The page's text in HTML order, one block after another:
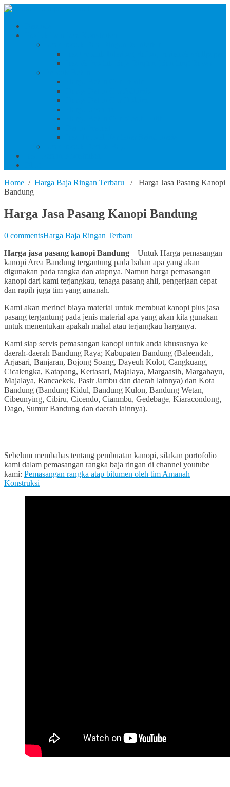
Home / Harga Baja Ringan Terbaru / Harga Jasa Pasang Kanopi
Bandung
Harga Jasa Pasang Kanopi Bandung
0 commentsHarga Baja Ringan Terbaru
Harga jasa pasang kanopi Bandung – Untuk Harga pemasangan
kanopi Area Bandung tergantung pada bahan apa yang akan
digunakan pada rangka dan atapnya. Namun harga pemasangan
kanopi dari kami terjangkau, tenaga pasang ahli, pengerjaan cepat
dan rapih juga tim yang amanah.
Kami akan merinci biaya material untuk membuat kanopi plus jasa
pasang tergantung pada jenis material apa yang akan kita gunakan
untuk menentukan apakah mahal atau terjangkau harganya.
Kami siap servis pemasangan kanopi untuk anda khususnya ke
daerah-daerah Bandung Raya; Kabupaten Bandung (Baleendah,
Arjasari, Banjaran, Bojong Soang, Dayeuh Kolot, Cangkuang,
Cicalengka, Katapang, Kertasari, Majalaya, Margaasih, Margahayu,
Majalaya, Rancaekek, Pasir Jambu dan daerah lainnya) dan Kota
Bandung (Bandung Kidul, Bandung Kulon, Bandung Wetan,
Cibeunying, Cibiru, Cicendo, Cianmbu, Gedebage, Kiaracondong,
Dago, Sumur Bandung dan daerah lainnya).
Sebelum membahas tentang pembuatan kanopi, silakan portofolio
kami dalam pemasangan rangka baja ringan di channel youtube
kami: Pemasangan rangka atap bitumen oleh tim Amanah
Konstruksi